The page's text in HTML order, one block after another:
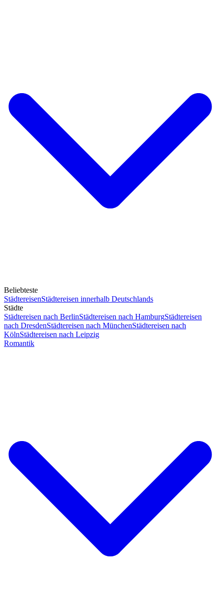
Beliebteste
StädtereisenStädtereisen innerhalb Deutschlands
Städte
Städtereisen nach BerlinStädtereisen nach HamburgStädtereisen
nach DresdenStädtereisen nach MünchenStädtereisen nach
KölnStädtereisen nach Leipzig
Romantik